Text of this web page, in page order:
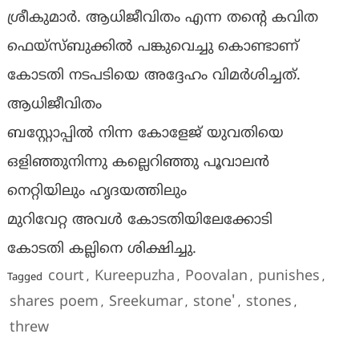
ശ്രീകുമാർ. ആധിജീവിതം എന്ന തന്റെ കവിത
ഫെയ്സ്ബുക്കിൽ പങ്കുവെച്ചു കൊണ്ടാണ്
കോടതി നടപടിയെ അദ്ദേഹം വിമർശിച്ചത്.
ആധിജീവിതം
ബസ്റ്റോപ്പിൽ നിന്ന കോളേജ് യുവതിയെ
ഒളിഞ്ഞുനിന്നു കല്ലെറിഞ്ഞു പൂവാലൻ
നെറ്റിയിലും ഹൃദയത്തിലും
മുറിവേറ്റ അവൾ കോടതിയിലേക്കോടി
കോടതി കല്ലിനെ ശിക്ഷിച്ചു.
Tagged court , Kureepuzha , Poovalan , punishes ,
shares poem , Sreekumar, stone' , stones ,
threw